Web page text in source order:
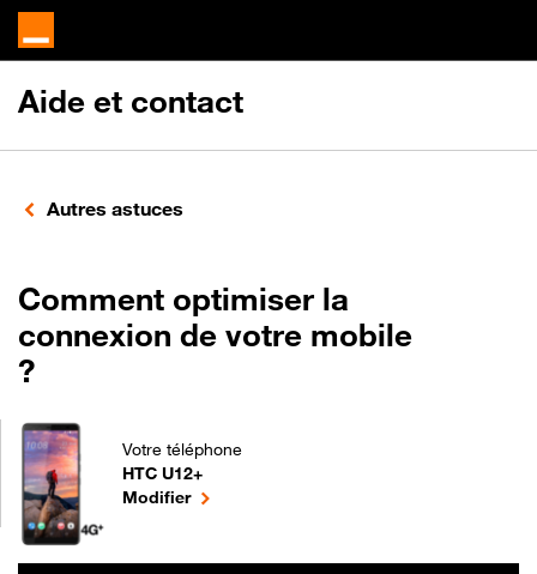
Aide et contact
Autres astuces
Comment optimiser la
connexion de votre mobile
?
Votre téléphone
HTC U12+
Comment optimiser la connexion de votre mobile
Modifierle téléphone sélectionné